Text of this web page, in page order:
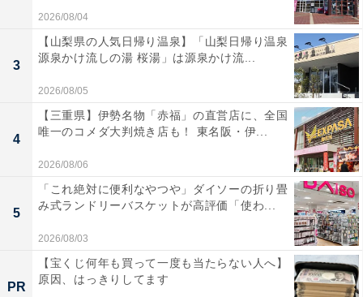
楽天トラベルの「アーリーサマーフェア」とは？
楽天トラベルでは、6月1日9時59分まで「アーリーサマ
ーフェア」を開催中。人気の宿やホテルを対象に、宿泊
予約で使えるお得な割引クーポンを配布しています。
クーポンは国内宿泊のほか、遊び・体験や楽パックな
ど、さまざまな旅行商品で利用可能。エントリーをして
対象サービスを利用することで最大5000ポイントが当た
2026/08/04
3
【山梨県の人気日帰り温泉】「山梨日帰り温泉
源泉かけ流しの湯 桜湯」は源泉かけ流...
2026/08/05
4
【三重県】伊勢名物「赤福」の直営店に、全国
唯一のコメダ大判焼き店も！ 東名阪・伊...
2026/08/06
5
「これ絶対に便利なやつや」ダイソーの折り畳
み式ランドリーバスケットが高評価「使わ...
2026/08/03
PR
【宝くじ何年も買って一度も当たらない人へ】
原因、はっきりしてます